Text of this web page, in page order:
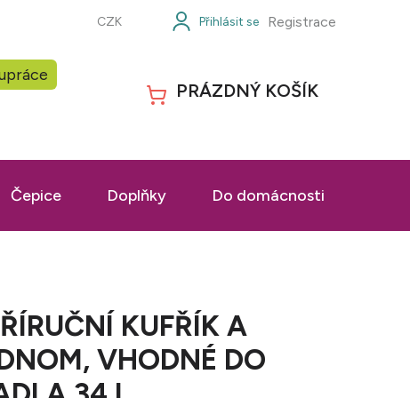
CZK Registrace
NÁKUPNÍ
PRÁZDNÝ KOŠÍK
Čepice Doplňky Do domácnosti
KUFŘÍK A
VHODNÉ DO